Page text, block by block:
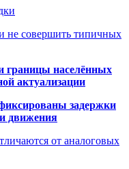
не совершить типичных
границы населённых
актуализации
задержки
движения
от аналоговых